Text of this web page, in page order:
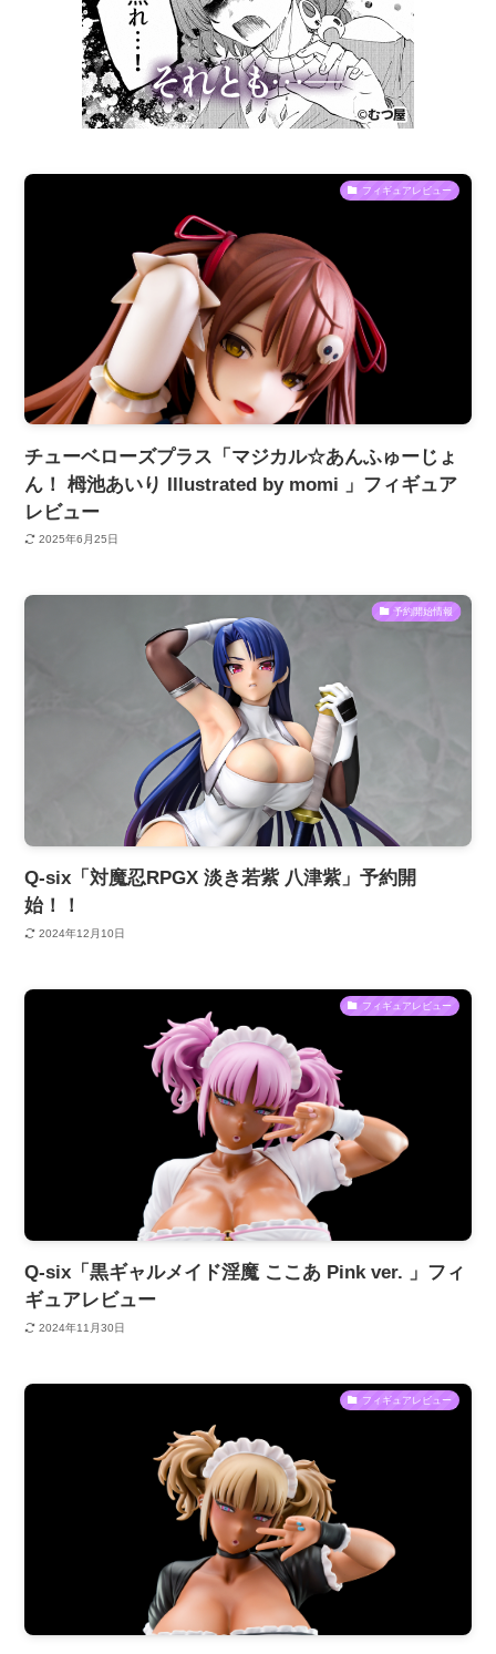
フィギュアレビュー
チューベローズプラス「マジカル☆あんふゅーじょ
ん！ 栂池あいり Illustrated by momi 」フィギュア
レビュー
2025年6月25日
予約開始情報
Q-six「対魔忍RPGX 淡き若紫 八津紫」予約開
始！！
2024年12月10日
フィギュアレビュー
Q-six「黒ギャルメイド淫魔 ここあ Pink ver. 」フィ
ギュアレビュー
2024年11月30日
フィギュアレビュー